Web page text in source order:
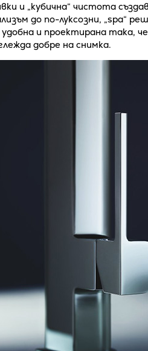
и „кубична“ чистота
до по-луксозни, „spa“
и проектирана така,
добре на снимка.